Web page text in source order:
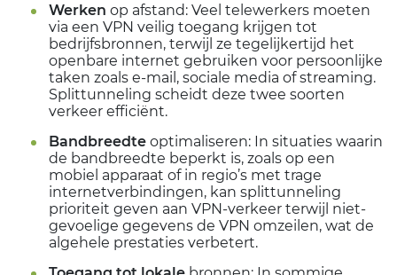
Werken op afstand: Veel telewerkers moeten
via een VPN veilig toegang krijgen tot
bedrijfsbronnen, terwijl ze tegelijkertijd het
openbare internet gebruiken voor persoonlijke
taken zoals e-mail, sociale media of streaming.
Splittunneling scheidt deze twee soorten
verkeer efficiënt.
Bandbreedte optimaliseren: In situaties waarin
de bandbreedte beperkt is, zoals op een
mobiel apparaat of in regio’s met trage
internetverbindingen, kan splittunneling
prioriteit geven aan VPN-verkeer terwijl niet-
gevoelige gegevens de VPN omzeilen, wat de
algehele prestaties verbetert.